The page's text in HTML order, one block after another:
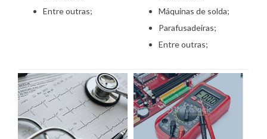
Entre outras;
Máquinas de solda;
Parafusadeiras;
Entre outras;